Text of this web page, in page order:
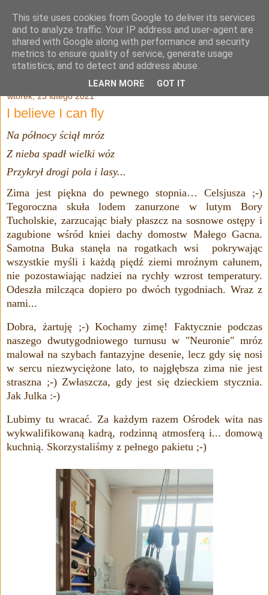
Julia Adamowska
wtorek, 23 lutego 2021
I believe I can fly
Na północy ściął mróz
Z nieba spadł wielki wóz
Przykrył drogi pola i lasy...
Zima jest piękna do pewnego stopnia… Celsjusza ;-)
Tegoroczna skuła lodem zanurzone w lutym Bory
Tucholskie, zarzucając biały płaszcz na sosnowe ostępy i
zagubione wśród kniei dachy domostw Małego Gacna.
Samotna Buka stanęła na rogatkach wsi pokrywając
wszystkie myśli i każdą piędź ziemi mroźnym całunem,
nie pozostawiając nadziei na rychły wzrost temperatury.
Odeszła milcząca dopiero po dwóch tygodniach. Wraz z
nami...
Dobra, żartuję ;-) Kochamy zimę! Faktycznie podczas
naszego dwutygodniowego turnusu w "Neuronie" mróz
malował na szybach fantazyjne desenie, lecz gdy się nosi
w sercu niezwyciężone lato, to najgłębsza zima nie jest
straszna ;-) Zwłaszcza, gdy jest się dzieckiem stycznia.
Jak Julka :-)
Lubimy tu wracać. Za każdym razem Ośrodek wita nas
wykwalifikowaną kadrą, rodzinną atmosferą i... domową
kuchnią. Skorzystaliśmy z pełnego pakietu ;-)
This site uses cookies from Google to deliver its services
and to analyze traffic. Your IP address and user-agent are
shared with Google along with performance and security
metrics to ensure quality of service, generate usage
statistics, and to detect and address abuse.
LEARN MORE GOT IT